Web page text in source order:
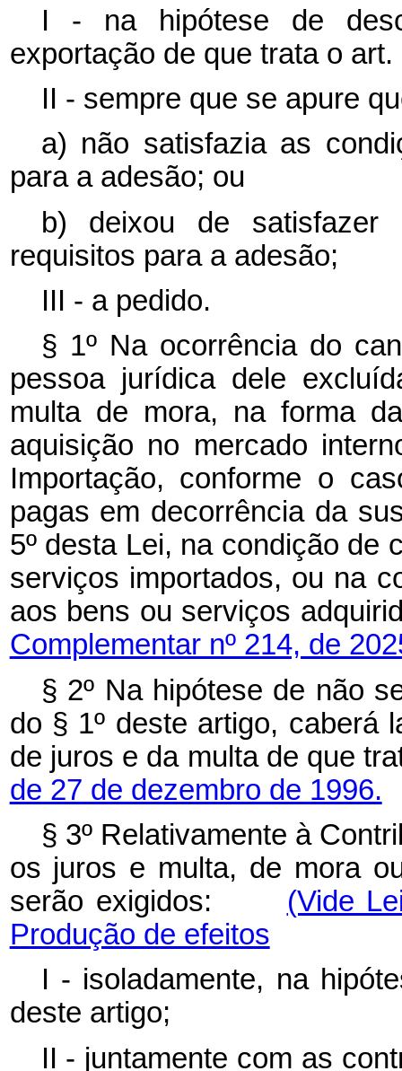
I - na hipótese de
exportação de que trata o art.
II - sempre que se apure
a) não satisfazia as
para a adesão; ou
b) deixou de
requisitos para a adesão;
III - a pedido.
§ 1º Na ocorrência do
pessoa jurídica dele
multa de mora, na forma
aquisição no mercado
Importação, conforme o
pagas em decorrência da
5º desta Lei, na condição de
serviços importados, ou na
aos bens ou serviços
Complementar nº 214, de
§ 2º Na hipótese de não
do § 1º deste artigo, caberá
de juros e da multa de que
de 27 de dezembro de 1996.
§ 3º Relativamente à
os juros e multa, de mora
serão exigidos: (Vide
Produção de efeitos
I - isoladamente, na
deste artigo;
II - juntamente com as